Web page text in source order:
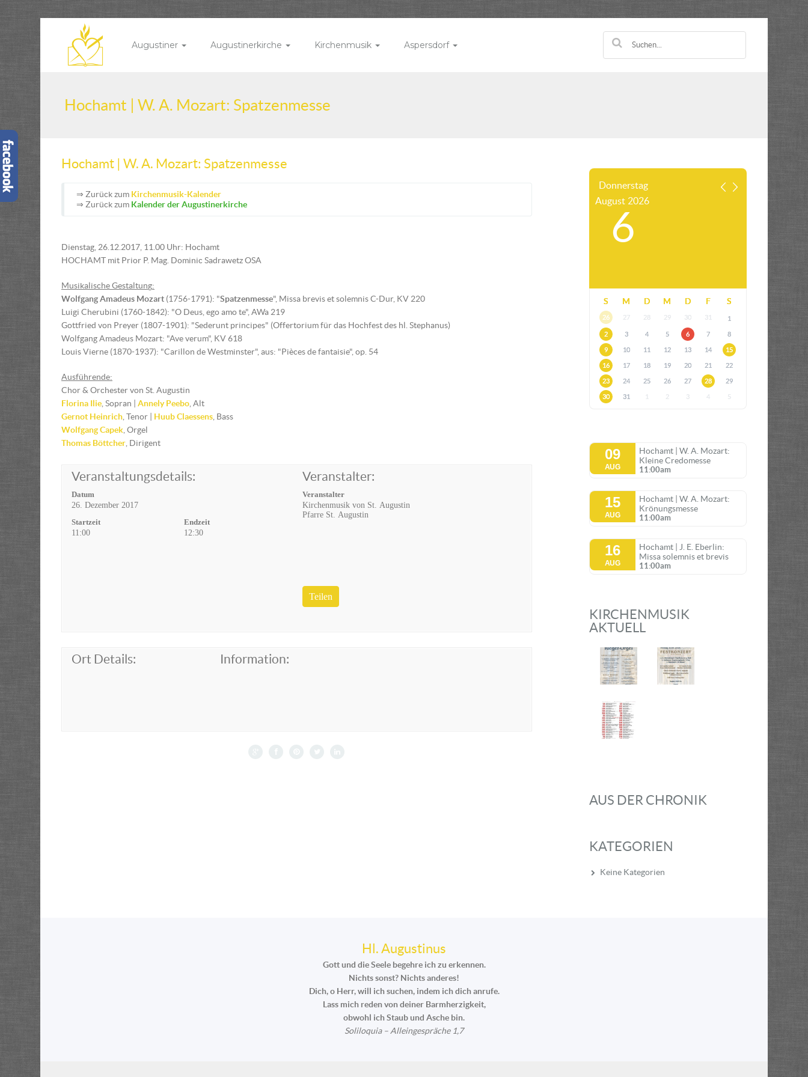
Augustiner Augustinerkirche Kirchenmusik Aspersdorf
Hochamt | W. A. Mozart: Spatzenmesse
Hochamt | W. A. Mozart: Spatzenmesse
⇒ Zurück zum Kirchenmusik-Kalender
⇒ Zurück zum Kalender der Augustinerkirche
Dienstag, 26.12.2017, 11.00 Uhr: Hochamt
HOCHAMT mit Prior P. Mag. Dominic Sadrawetz OSA
Musikalische Gestaltung:
Wolfgang Amadeus Mozart (1756-1791): "Spatzenmesse", Missa brevis et solemnis C-Dur, KV 220
Luigi Cherubini (1760-1842): "O Deus, ego amo te", AWa 219
Gottfried von Preyer (1807-1901): "Sederunt principes" (Offertorium für das Hochfest des hl. Stephanus)
Wolfgang Amadeus Mozart: "Ave verum", KV 618
Louis Vierne (1870-1937): "Carillon de Westminster", aus: "Pièces de fantaisie", op. 54
Ausführende:
Chor & Orchester von St. Augustin
Florina Ilie , Sopran | Annely Peebo , Alt
Gernot Heinrich , Tenor | Huub Claessens , Bass
Wolfgang Capek , Orgel
Thomas Böttcher , Dirigent
Veranstaltungsdetails:
Datum
26. Dezember 2017
Startzeit
11:00
Endzeit
12:30
Veranstalter:
Veranstalter
Kirchenmusik von St. Augustin
Pfarre St. Augustin
Teilen
Ort Details: Information:
Donnerstag
August 2026
6
S M D M D F S
26 27 28 29 30 31 1
2 3 4 5 6 7 8
9 10 11 12 13 14 15
16 17 18 19 20 21 22
23 24 25 26 27 28 29
30 31 1 2 3 4 5
09
AUG
Hochamt | W. A. Mozart:
Kleine Credomesse
11:00am
15
AUG
Hochamt | W. A. Mozart:
Krönungsmesse
11:00am
16
AUG
Hochamt | J. E. Eberlin:
Missa solemnis et brevis
11:00am
KIRCHENMUSIK
AKTUELL
AUS DER CHRONIK
KATEGORIEN
Keine Kategorien
Hl. Augustinus
Gott und die Seele begehre ich zu erkennen.
Nichts sonst? Nichts anderes!
Dich, o Herr, will ich suchen, indem ich dich anrufe.
Lass mich reden von deiner Barmherzigkeit,
obwohl ich Staub und Asche bin.
Soliloquia – Alleingespräche 1,7